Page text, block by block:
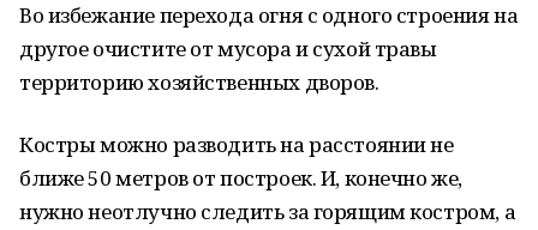
Во избежание перехода огня с одного строения на
другое очистите от мусора и сухой травы
территорию хозяйственных дворов.
Костры можно разводить на расстоянии не
ближе 50 метров от построек. И, конечно же,
нужно неотлучно следить за горящим костром, а